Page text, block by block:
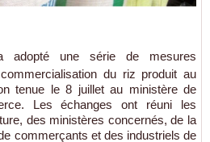
adopté une série de mesures
du riz produit au
tenue le 8 juillet au ministère de
Les échanges ont réuni les
des ministères concernés, de la
commerçants et des industriels de